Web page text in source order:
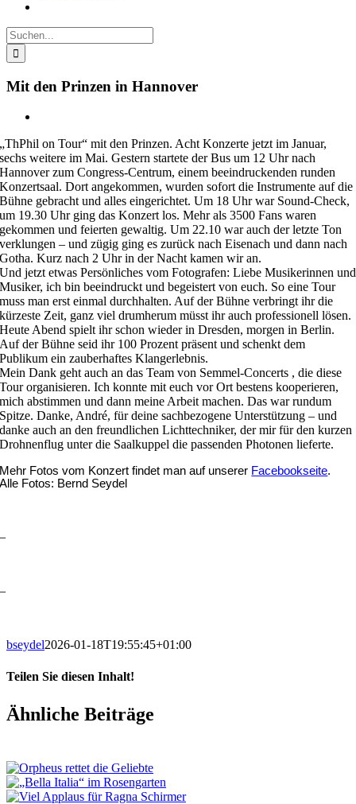
Suche
nach:
Mit den Prinzen in Hannover
Bild
„ThPhil on Tour“ mit den Prinzen. Acht Konzerte jetzt im Januar,
sechs weitere im Mai. Gestern startete der Bus um 12 Uhr nach
Hannover zum Congress-Centrum, einem beeindruckenden runden
Konzertsaal. Dort angekommen, wurden sofort die Instrumente auf die
Bühne gebracht und alles eingerichtet. Um 18 Uhr war Sound-Check,
um 19.30 Uhr ging das Konzert los. Mehr als 3500 Fans waren
gekommen und feierten gewaltig. Um 22.10 war auch der letzte Ton
verklungen – und zügig ging es zurück nach Eisenach und dann nach
Gotha. Kurz nach 2 Uhr in der Nacht kamen wir an.
Und jetzt etwas Persönliches vom Fotografen: Liebe Musikerinnen und
Musiker, ich bin beeindruckt und begeistert von euch. So eine Tour
muss man erst einmal durchhalten. Auf der Bühne verbringt ihr die
kürzeste Zeit, ganz viel drumherum müsst ihr auch professionell lösen.
Heute Abend spielt ihr schon wieder in Dresden, morgen in Berlin.
Auf der Bühne seid ihr 100 Prozent präsent und schenkt dem
Publikum ein zauberhaftes Klangerlebnis.
Mein Dank geht auch an das Team von Semmel-Concerts , die diese
Tour organisieren. Ich konnte mit euch vor Ort bestens kooperieren,
mich abstimmen und dann meine Arbeit machen. Das war rundum
Spitze. Danke, André, für deine sachbezogene Unterstützung – und
danke auch an den freundlichen Lichttechniker, der mir für den kurzen
Drohnenflug unter die Saalkuppel die passenden Photonen lieferte.
Mehr Fotos vom Konzert findet man auf unserer Facebookseite.
Alle Fotos: Bernd Seydel
–
–
bseydel2026-01-18T19:55:45+01:00
Teilen Sie diesen Inhalt!
Facebook
X
LinkedIn
E-
Mail
Ähnliche Beiträge